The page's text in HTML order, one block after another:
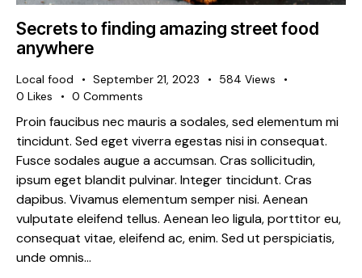
Secrets to finding amazing street food
anywhere
Local food September 21, 2023 584 Views
0 Likes 0 Comments
Proin faucibus nec mauris a sodales, sed elementum mi
tincidunt. Sed eget viverra egestas nisi in consequat.
Fusce sodales augue a accumsan. Cras sollicitudin,
ipsum eget blandit pulvinar. Integer tincidunt. Cras
dapibus. Vivamus elementum semper nisi. Aenean
vulputate eleifend tellus. Aenean leo ligula, porttitor eu,
consequat vitae, eleifend ac, enim. Sed ut perspiciatis,
unde omnis…